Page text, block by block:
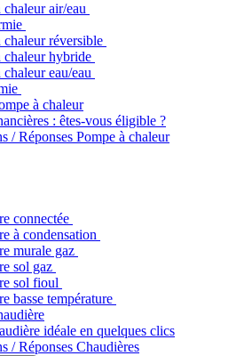
chaleur air/eau
chaleur réversible
chaleur hybride
chaleur​ eau/eau
à chaleur
: êtes-vous éligible ?
/ Réponses Pompe à chaleur
connectée
à condensation
murale gaz
sol gaz
sol fioul
basse température
idéale en quelques clics
/ Réponses Chaudières